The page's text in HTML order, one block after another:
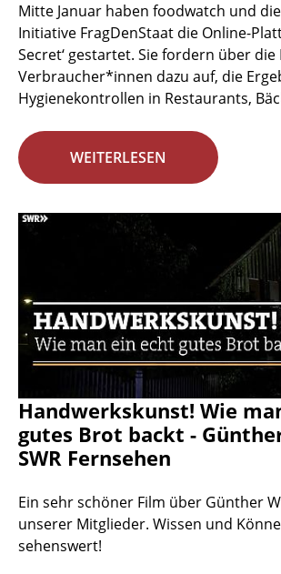
Mitte Januar haben foodwatch und
Initiative FragDenStaat die Online-
Secret‘ gestartet. Sie fordern über
Verbraucher*innen dazu auf, die
Hygienekontrollen in Restaurants,
WEITERLESEN
Handwerkskunst! Wie
gutes Brot backt -
SWR Fernsehen
Ein sehr schöner Film über Günther
unserer Mitglieder. Wissen und
sehenswert!